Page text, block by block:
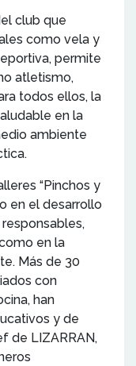
club que
como vela y
permite
atletismo,
todos ellos, la
en la
ambiente
“Pinchos y
en el desarrollo
en la
Más de 30
con
han
y de
de LIZARRAN,